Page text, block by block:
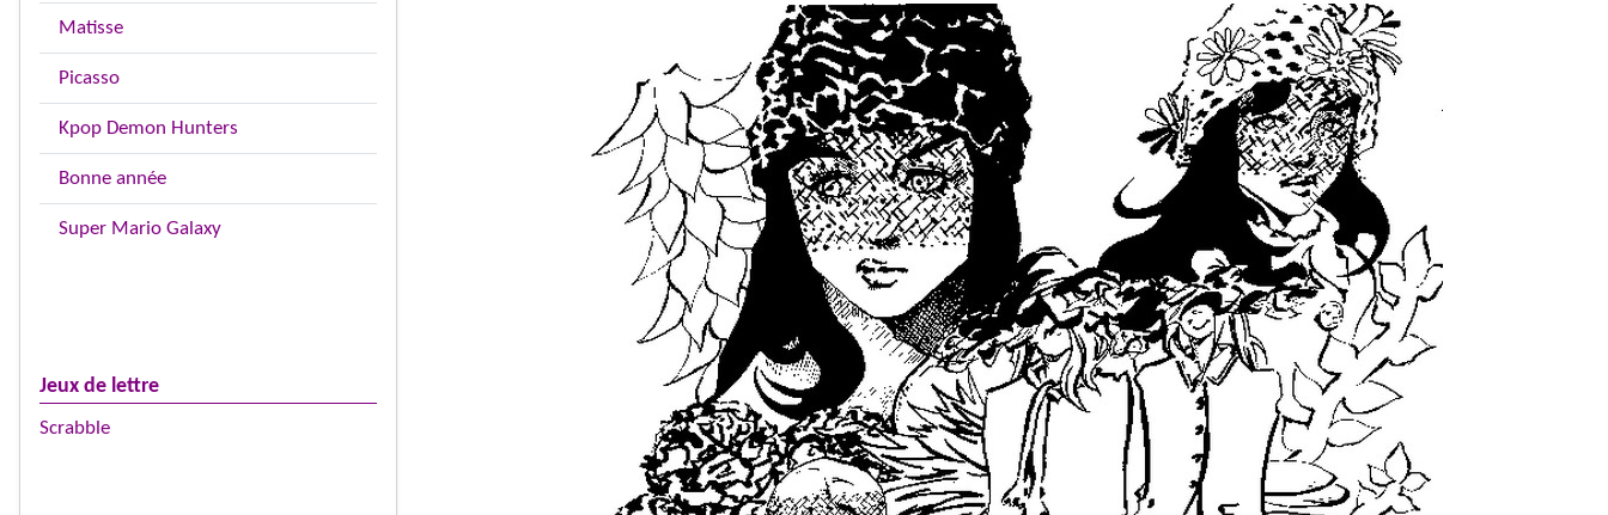
Matisse
Picasso
Kpop Demon Hunters
Bonne année
Super Mario Galaxy
Jeux de lettre
Scrabble